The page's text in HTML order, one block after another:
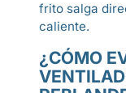
frito salga
caliente.
¿CÓMO